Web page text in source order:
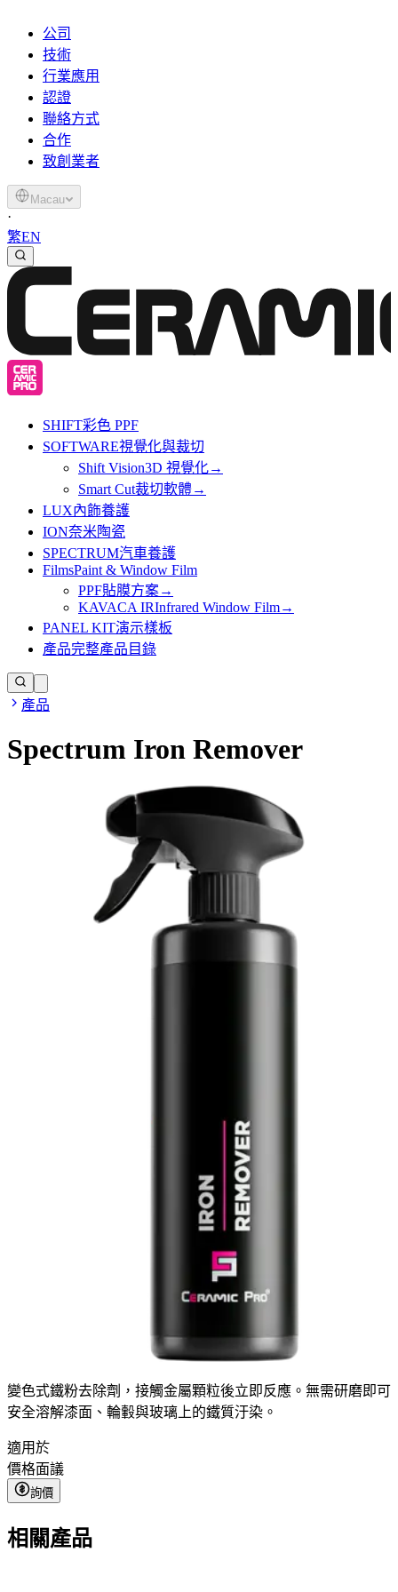
公司
技術
行業應用
認證
聯絡方式
合作
致創業者
Macau
·
繁EN
SHIFT彩色 PPF
SOFTWARE視覺化與裁切
Shift Vision3D 視覺化→
Smart Cut裁切軟體→
LUX內飾養護
ION奈米陶瓷
SPECTRUM汽車養護
FilmsPaint & Window Film
PPF貼膜方案→
KAVACA IRInfrared Window Film→
PANEL KIT演示樣板
產品完整產品目錄
產品
Spectrum Iron Remover
變色式鐵粉去除劑，接觸金屬顆粒後立即反應。無需研磨即可
安全溶解漆面、輪轂與玻璃上的鐵質汙染。
適用於
價格面議
詢價
相關產品